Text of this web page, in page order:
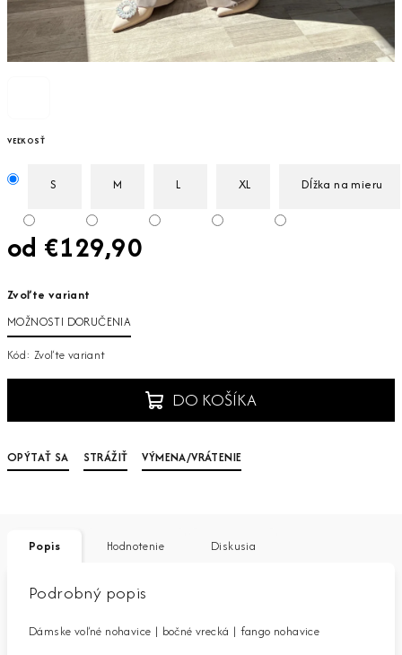
VEĽKOSŤ
S M L XL Dĺžka na mieru
od €129,90
cena:
Zvoľte variant
MOŽNOSTI DORUČENIA
Kód: Zvoľte variant
DO KOŠÍKA
OPÝTAŤ SA STRÁŽIŤ VÝMENA/VRÁTENIE
Popis Hodnotenie Diskusia
Podrobný popis
Dámske voľné nohavice | bočné vrecká | fango nohavice